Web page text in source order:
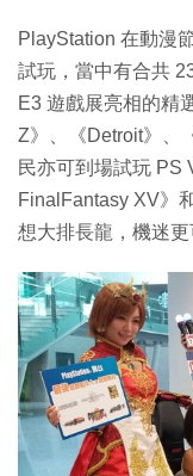
PlayStation 在動漫
試玩，當中有合共
E3 遊戲展亮相的精
Z》、《Detroit》、
民亦可到場試玩 PS
FinalFantasy XV》
想大排長龍，機迷